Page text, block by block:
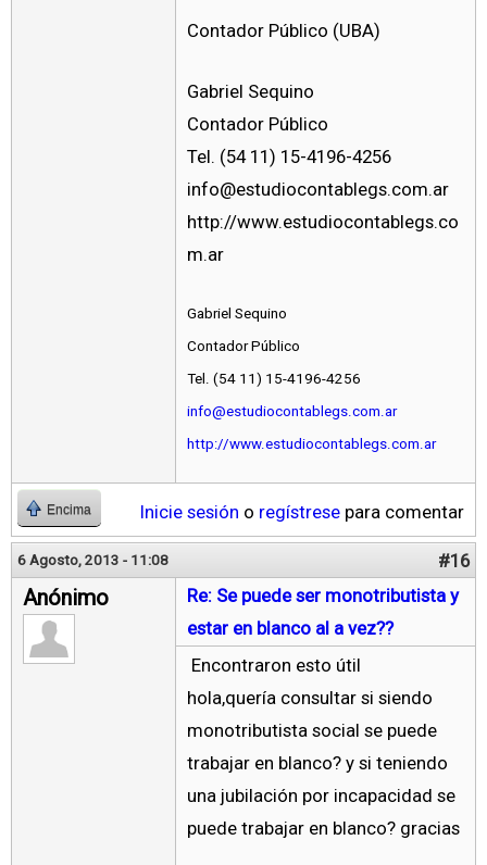
Contador Público (UBA)
Gabriel Sequino
Contador Público
Tel. (54 11) 15-4196-4256
info@estudiocontablegs.com.ar
http://www.estudiocontablegs.co
m.ar
Gabriel Sequino
Contador Público
Tel. (54 11) 15-4196-4256
info@estudiocontablegs.com.ar
http://www.estudiocontablegs.com.ar
Encima Inicie sesión o regístrese para comentar
6 Agosto, 2013 - 11:08 #16
Anónimo
Re: Se puede ser monotributista y
estar en blanco al a vez??
Encontraron esto útil
hola,quería consultar si siendo
monotributista social se puede
trabajar en blanco? y si teniendo
una jubilación por incapacidad se
puede trabajar en blanco? gracias